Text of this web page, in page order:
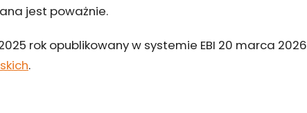
jest poważnie.
rok opublikowany w systemie EBI 20 marca 2026
.